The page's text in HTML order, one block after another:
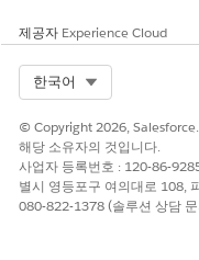
제공자 Experience Cloud
한국어
© Copyright 2026,
해당 소유자의 것입니다.
사업자 등록번호 : 120-86-
별시 영등포구 여의대로 108,
080-822-1378 (솔루션 상담